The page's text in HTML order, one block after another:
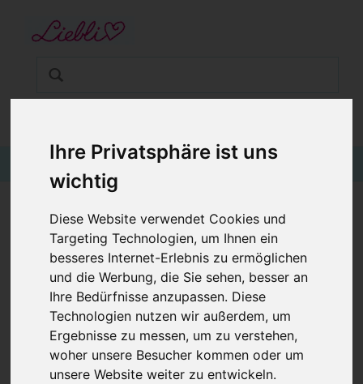
Ihre Privatsphäre ist uns
wichtig
Diese Website verwendet Cookies und
Targeting Technologien, um Ihnen ein
besseres Internet-Erlebnis zu ermöglichen
und die Werbung, die Sie sehen, besser an
Ihre Bedürfnisse anzupassen. Diese
Technologien nutzen wir außerdem, um
Ergebnisse zu messen, um zu verstehen,
woher unsere Besucher kommen oder um
unsere Website weiter zu entwickeln.
STARTSEITE
KINDERGESCHÄFT IN WIEN
KINDERMODE
BLOG
KINDERHOSE / SWEAT-HOSE, STERNE
PETROL